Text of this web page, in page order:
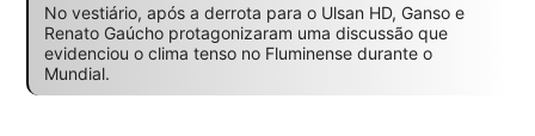
No vestiário, após a derrota para o Ulsan HD, Ganso e
Renato Gaúcho protagonizaram uma discussão que
evidenciou o clima tenso no Fluminense durante o
Mundial.